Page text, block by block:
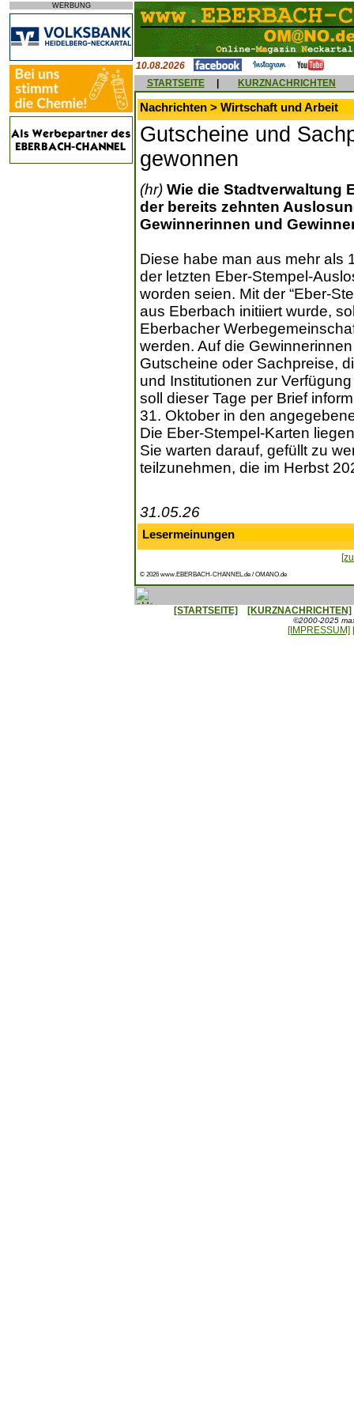
WERBUNG
10.08.2026
STARTSEITE
KURZNACHRICHTEN
Nachrichten > Wirtschaft und Arbeit
Gutscheine und
gewonnen
(hr) Wie die Stadtverwaltung
der bereits zehnten
Gewinnerinnen und
Diese habe man aus mehr als
der letzten Eber-Stempel-
worden seien. Mit der “Eber-
aus Eberbach initiiert wurde,
Eberbacher
werden. Auf die
Gutscheine oder Sachpreise,
und Institutionen zur
soll dieser Tage per Brief
31. Oktober in den
Die Eber-Stempel-Karten
Sie warten darauf, gefüllt zu
teilzunehmen, die im Herbst
31.05.26
Lesermeinungen
© 2026 www.EBERBACH-CHANNEL.de / OMANO.de
[STARTSEITE] [KURZNACHRICHTEN]
©2000-2025
[IMPRESSUM]